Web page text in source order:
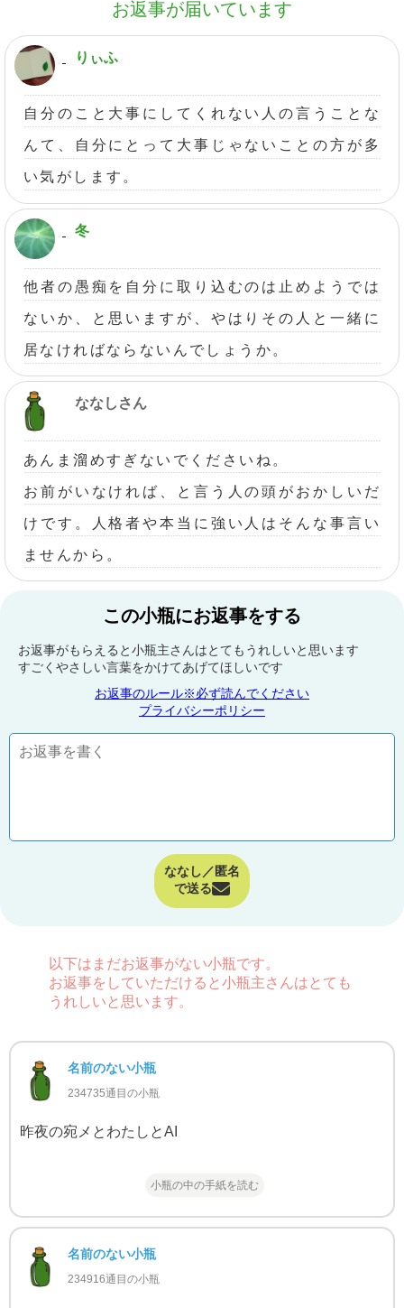
お返事が届いています
りぃふ
自分のこと大事にしてくれない人の言うことな
んて、自分にとって大事じゃないことの方が多
い気がします。
冬
他者の愚痴を自分に取り込むのは止めようでは
ないか、と思いますが、やはりその人と一緒に
居なければならないんでしょうか。
ななしさん
あんま溜めすぎないでくださいね。
お前がいなければ、と言う人の頭がおかしいだ
けです。人格者や本当に強い人はそんな事言い
ませんから。
この小瓶にお返事をする
お返事がもらえると小瓶主さんはとてもうれしいと思います
すごくやさしい言葉をかけてあげてほしいです
お返事のルール※必ず読んでください
プライバシーポリシー
ななし／匿名
で送る
以下はまだお返事がない小瓶です。
お返事をしていただけると小瓶主さんはとても
うれしいと思います。
名前のない小瓶
234735通目の小瓶
昨夜の宛メとわたしとAI
小瓶の中の手紙を読む
名前のない小瓶
234916通目の小瓶